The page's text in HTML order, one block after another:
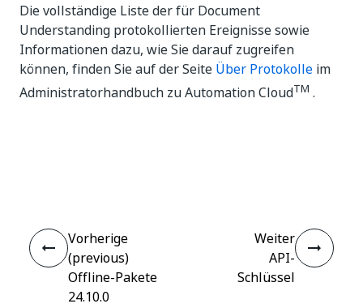
Die vollständige Liste der für Document
Understanding protokollierten Ereignisse sowie
Informationen dazu, wie Sie darauf zugreifen
können, finden Sie auf der Seite Über Protokolle im
Administratorhandbuch zu Automation CloudTM .
Vorherige
(previous)
Offline-Pakete
24.10.0
Weiter
API-
Schlüssel